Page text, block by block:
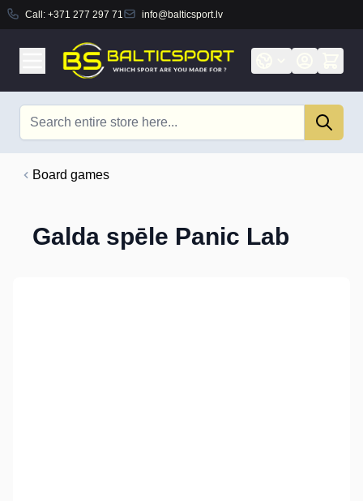
Call: +371 277 297 71 info@balticsport.lv
Board games
Galda spēle Panic Lab